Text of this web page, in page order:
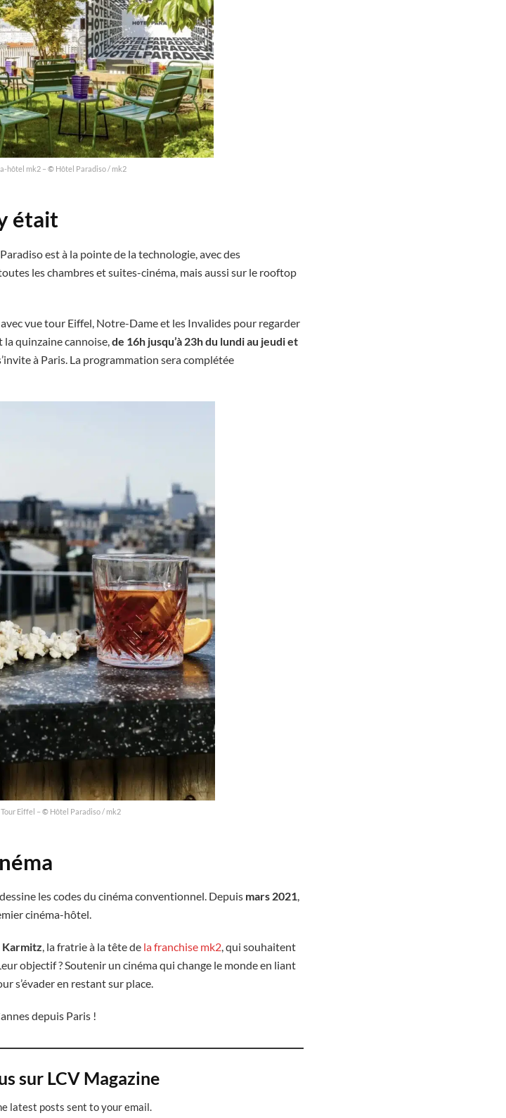
hôtel mk2 – © Hôtel Paradiso / mk2
était
est à la pointe de la technologie, avec des
les chambres et suites-cinéma, mais aussi sur le rooftop
vue tour Eiffel, Notre-Dame et les Invalides pour regarder
la quinzaine cannoise,de 16h jusqu’à 23h du lundi au jeudi et
à Paris. La programmation sera complétée
Eiffel – © Hôtel Paradiso / mk2
les codes du cinéma conventionnel. Depuis mars 2021,
cinéma-hôtel.
Karmitz, la fratrie à la tête de la franchise mk2, qui souhaitent
objectif ? Soutenir un cinéma qui change le monde en liant
s’évader en restant sur place.
depuis Paris !
sur LCV Magazine
latest posts sent to your email.